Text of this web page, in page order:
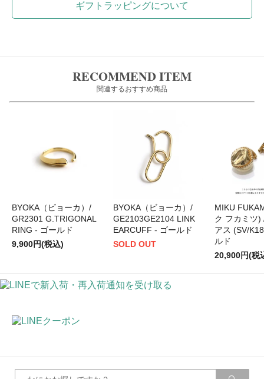
ギフトラッピングについて
RECOMMEND ITEM
関連するおすすめ商品
BYOKA（ビョーカ）/
GR2301 G.TRIGONAL
RING - ゴールド
9,900円(税込)
BYOKA（ビョーカ）/
GE2103GE2104 LINK
EARCUFF - ゴールド
SOLD OUT
MIKU
ク フカミツ)
アス (SV/
ルド
20,900円(税